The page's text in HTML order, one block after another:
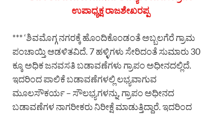
ಉಪಾಧ್ಯಕ್ಷ ರಾಜಶೇಖರಪ್ಪ
*** ‘ಶಿವಮೊಗ್ಗ ನಗರಕ್ಕೆ ಹೊಂದಿಕೊಂಡಂತೆ ಅಬ್ಬಲಗೆರೆ ಗ್ರಾಮ
ಪಂಚಾಯ್ತಿ ಆಡಳಿತವಿದೆ. 7 ಹಳ್ಳಿಗಳು ಸೇರಿದಂತೆ ಸುಮಾರು 30
ಕ್ಕೂ ಅಧಿಕ ಜನವಸತಿ ಬಡಾವಣೆಗಳು ಗ್ರಾಪಂ ಅಧೀನದಲ್ಲಿದೆ.
ಇದರಿಂದ ಪಾಲಿಕೆ ಬಡಾವಣೆಗಳಲ್ಲಿ ಲಭ್ಯವಾಗುವ
ಮೂಲಸೌಕರ್ಯ – ಸೌಲಭ್ಯಗಳನ್ನು, ಗ್ರಾಪಂ ಅಧೀನದ
ಬಡಾವಣೆಗಳ ನಾಗರೀಕರು ನಿರೀಕ್ಷೆ ಮಾಡುತ್ತಿದ್ದಾರೆ. ಇದರಿಂದ